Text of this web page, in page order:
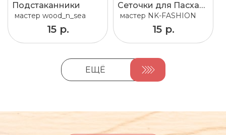
Подстаканники
мастер wood_n_sea
15 р.
Сеточки для Пасхальных яиц
мастер NK-FASHION
15 р.
ЕЩЁ